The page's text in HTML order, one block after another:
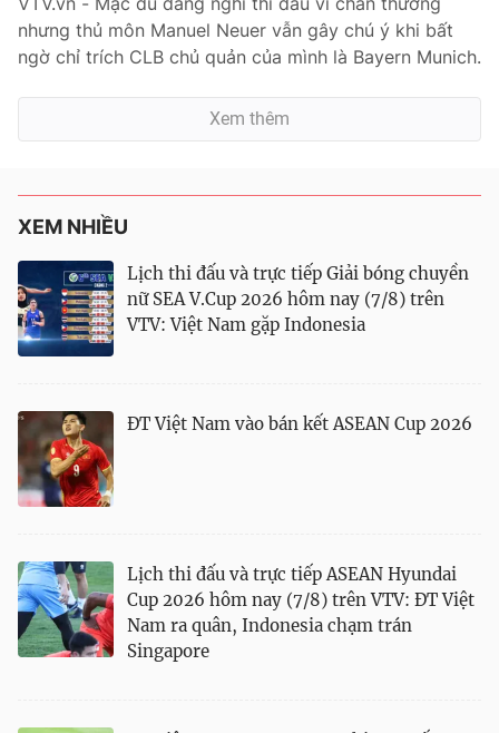
nhưng thủ môn Manuel Neuer vẫn gây chú ý khi bất
ngờ chỉ trích CLB chủ quản của mình là Bayern Munich.
Xem thêm
XEM NHIỀU
Lịch thi đấu và trực tiếp Giải bóng chuyền
nữ SEA V.Cup 2026 hôm nay (7/8) trên
VTV: Việt Nam gặp Indonesia
ĐT Việt Nam vào bán kết ASEAN Cup 2026
Lịch thi đấu và trực tiếp ASEAN Hyundai
Cup 2026 hôm nay (7/8) trên VTV: ĐT Việt
Nam ra quân, Indonesia chạm trán
Singapore